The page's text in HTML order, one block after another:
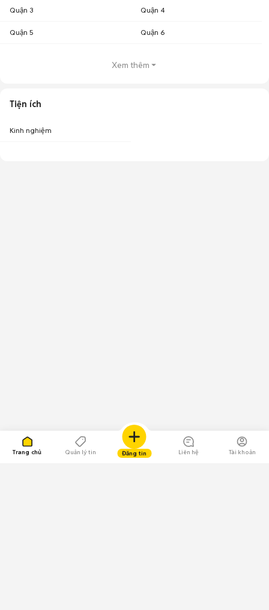
Trang chủ Quản lý tin Đăng tin Liên hệ Tài khoản
Quận 3 Quận 4
Quận 5 Quận 6
Xem thêm
Tiện ích
Kinh nghiệm